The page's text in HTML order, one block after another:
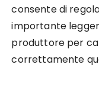
consente di
importante
produttore per
correttamente